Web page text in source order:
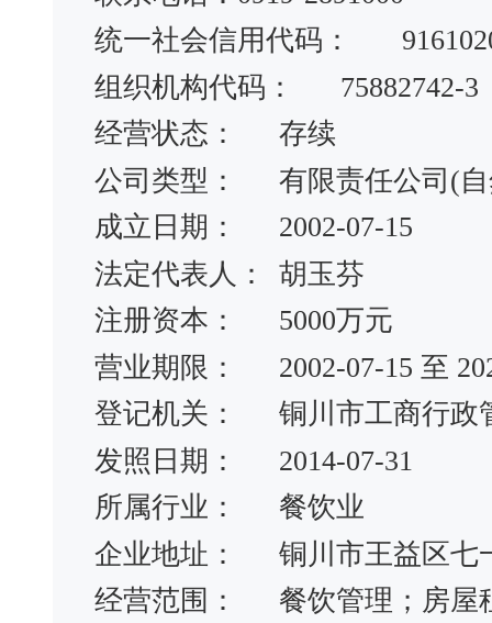
统一社会信用代码：
组织机构代码：
75882742-3
经营状态：
存续
公司类型：
有限责任公司(
成立日期：
2002-07-15
法定代表人：
胡玉芬
注册资本：
5000万元
营业期限：
2002-07-15 至
登记机关：
铜川市工商行政
发照日期：
2014-07-31
所属行业：
餐饮业
企业地址：
铜川市王益区七
经营范围：
餐饮管理；房屋